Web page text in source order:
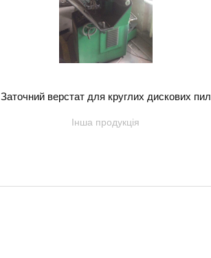
Заточний верстат для круглих дискових пил
Інша продукція